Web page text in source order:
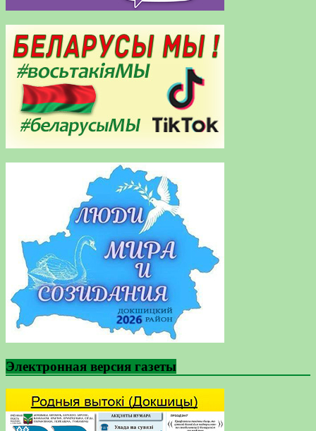
Электронная версия газеты